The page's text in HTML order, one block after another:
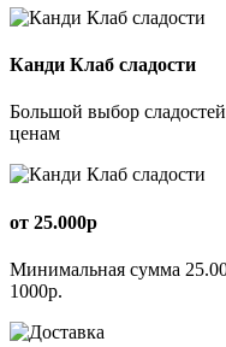
Канди Клаб сладости
Большой выбор
ценам
от 25.000р
Минимальная сумма
1000р.